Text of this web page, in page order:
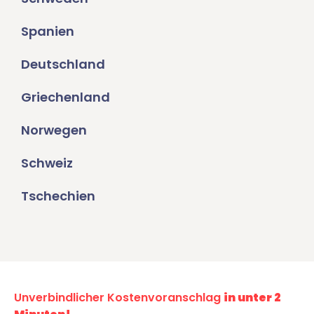
Spanien
Deutschland
Griechenland
Norwegen
Schweiz
Tschechien
Unverbindlicher Kostenvoranschlag in unter 2